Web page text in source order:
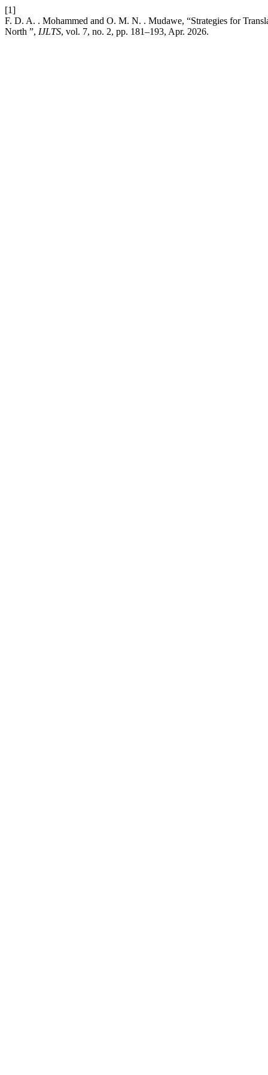
[1]
F. D. A. . Mohammed and O. M. N. . Mudawe, “Strategies for
North ”, IJLTS, vol. 7, no. 2, pp. 181–193, Apr. 2026.